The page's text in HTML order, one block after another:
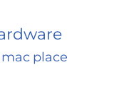
mac place